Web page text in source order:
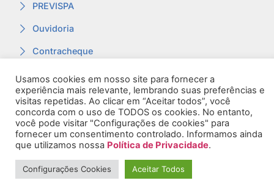
PREVISPA
Ouvidoria
Contracheque
© 2026. Todos os Direitos Reservados.
Usamos cookies em nosso site para fornecer a
experiência mais relevante, lembrando suas preferências e
visitas repetidas. Ao clicar em “Aceitar todos”, você
concorda com o uso de TODOS os cookies. No entanto,
você pode visitar "Configurações de cookies" para
fornecer um consentimento controlado. Informamos ainda
que utilizamos nossa Política de Privacidade.
Configurações Cookies Aceitar Todos